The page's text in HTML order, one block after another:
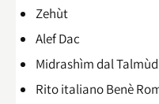
Zehùt
Alef Dac
Midrashìm dal Talmùd
Rito italiano Benè